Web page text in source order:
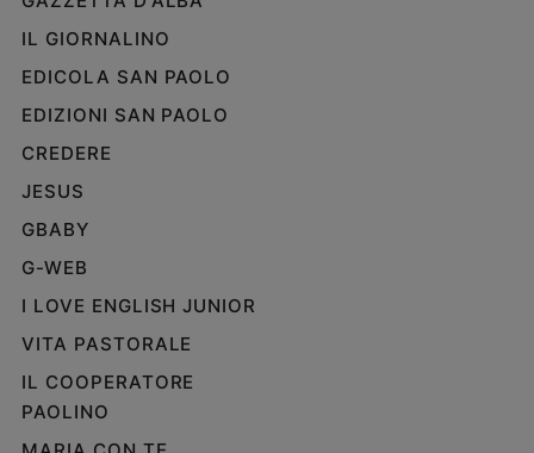
IL GIORNALINO
EDICOLA SAN PAOLO
EDIZIONI SAN PAOLO
CREDERE
JESUS
GBABY
G-WEB
I LOVE ENGLISH JUNIOR
VITA PASTORALE
IL COOPERATORE
PAOLINO